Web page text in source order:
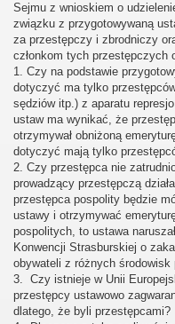
Sejmu z wnioskiem o
związku z przygotowywaną
za przestępczy i zbrodniczy
członkom tych przestępczych
1. Czy na podstawie
dotyczyć ma tylko
sędziów itp.) z aparatu
ustaw ma wynikać, że
otrzymywał obniżoną
dotyczyć mają tylko
2. Czy przestępca nie
prowadzący przestępczą
przestępca pospolity będzie
ustawy i otrzymywać
pospolitych, to ustawa
Konwencji Strasburskiej o
obywateli z różnych środowisk
3. Czy istnieje w Unii
przestępcy ustawowo
dlatego, że byli przestępcami?